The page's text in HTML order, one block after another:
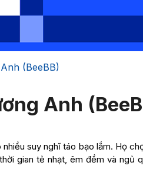
(BeeBB)
Anh
suy nghĩ táo bạo lắm. Họ
gian tẻ nhạt, êm đềm và ngủ